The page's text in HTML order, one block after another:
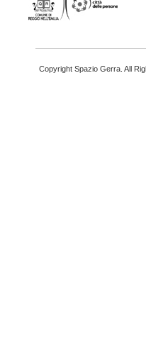
Copyright Spazio Gerra. All